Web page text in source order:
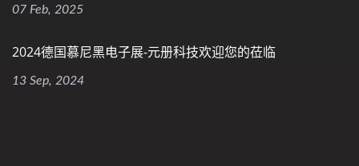
07 Feb, 2025
2024德国慕尼黑电子展-元册科技欢迎您的莅临
13 Sep, 2024